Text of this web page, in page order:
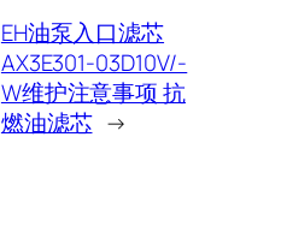
EH油泵入口滤芯
AX3E301-03D10V/-
W维护注意事项 抗
燃油滤芯 →